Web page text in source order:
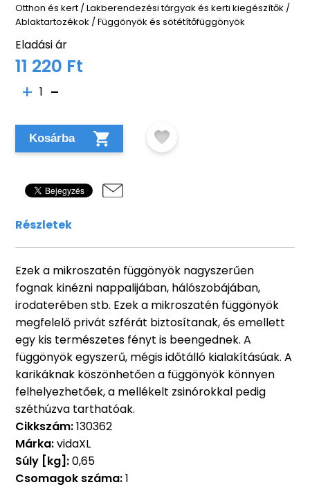
Otthon és kert /Lakberendezési tárgyak és kerti kiegészítők /
Ablaktartozékok /Függönyök és sötétítőfüggönyök
Eladási ár
11 220 Ft
1
Kosárba
Részletek
Ezek a mikroszatén függönyök nagyszerűen
fognak kinézni nappalijában, hálószobájában,
irodaterében stb. Ezek a mikroszatén függönyök
megfelelő privát szférát biztosítanak, és emellett
egy kis természetes fényt is beengednek. A
függönyök egyszerű, mégis időtálló kialakításúak. A
karikáknak köszönhetően a függönyök könnyen
felhelyezhetőek, a mellékelt zsinórokkal pedig
széthúzva tarthatóak.
Cikkszám:130362
Márka:vidaXL
Súly [kg]:0,65
Csomagok száma:1